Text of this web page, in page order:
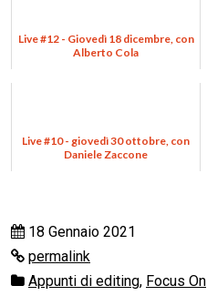
Live #12 - Giovedì 18 dicembre, con
Alberto Cola
Live #10 - giovedì 30 ottobre, con
Daniele Zaccone
18 Gennaio 2021
permalink
Appunti di editing, Focus On